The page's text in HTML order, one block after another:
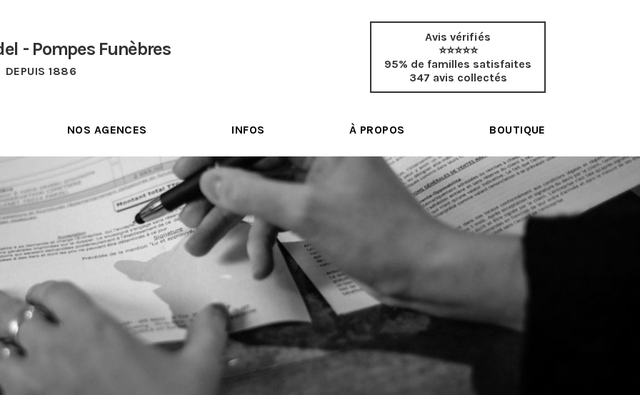
- Pompes Funèbres
DEPUIS 1886
Avis vérifiés
⭐⭐⭐⭐⭐
95% de familles satisfaites
347 avis collectés
NOS AGENCES INFOS À PROPOS BOUTIQUE